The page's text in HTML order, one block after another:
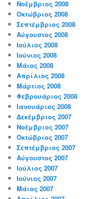
Νοέμβριος 2008
Οκτώβριος 2008
Σεπτέμβριος 2008
Αύγουστος 2008
Ιούλιος 2008
Ιούνιος 2008
Μάιος 2008
Απρίλιος 2008
Μάρτιος 2008
Φεβρουάριος 2008
Ιανουάριος 2008
Δεκέμβριος 2007
Νοέμβριος 2007
Οκτώβριος 2007
Σεπτέμβριος 2007
Αύγουστος 2007
Ιούλιος 2007
Ιούνιος 2007
Μάιος 2007